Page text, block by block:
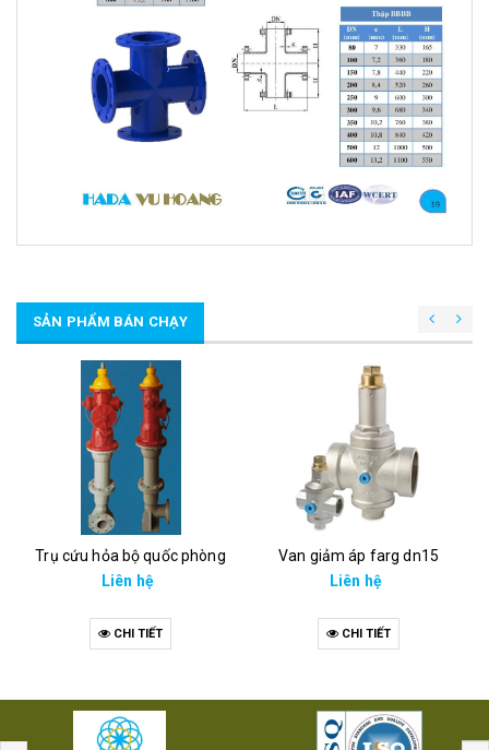
SẢN PHẨM BÁN CHẠY
Trụ cứu hỏa bộ quốc phòng
Liên hệ
CHI TIẾT
Van giảm áp farg dn15
Liên hệ
CHI TIẾT